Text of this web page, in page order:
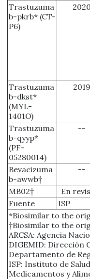
Trastuzuma
b-pkrb* (CT-
P6)
2020
Trastuzuma
b-dkst*
(MYL-
1401O)
2019
Trastuzuma
b-qyyp*
(PF-
05280014)
--
Bevacizuma
b-awwb†
--
MB02† En
Fuente
ISP
*Biosimilar to the
†Biosimilar to the
ARCSA: Agencia
DIGEMID: Dirección
Departamento de
ISP: Instituto de
Medicamentos y